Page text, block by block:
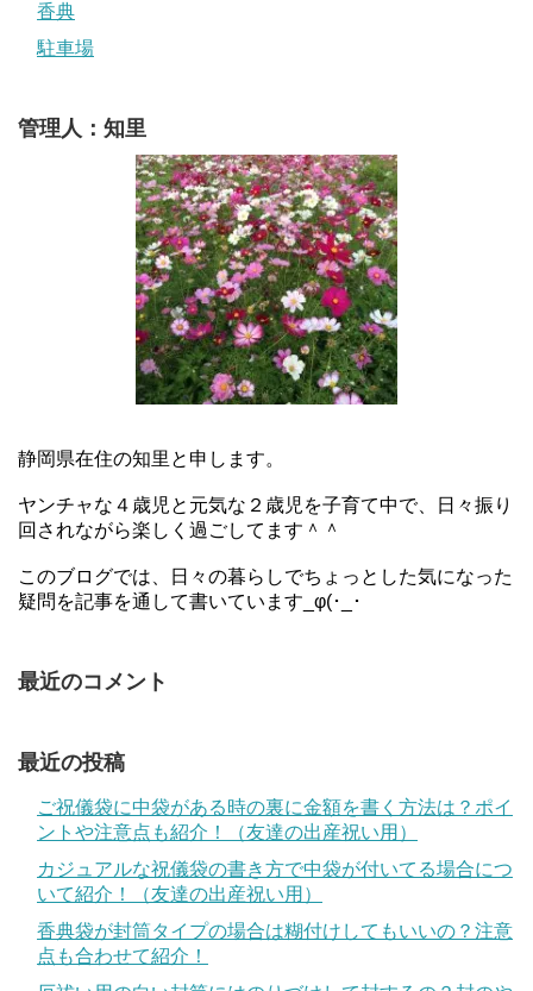
香典
駐車場
管理人：知里
静岡県在住の知里と申します。
ヤンチャな４歳児と元気な２歳児を子育て中で、日々振り
回されながら楽しく過ごしてます＾＾
このブログでは、日々の暮らしでちょっとした気になった
疑問を記事を通して書いています_φ(･_･
最近のコメント
最近の投稿
ご祝儀袋に中袋がある時の裏に金額を書く方法は？ポイ
ントや注意点も紹介！（友達の出産祝い用）
カジュアルな祝儀袋の書き方で中袋が付いてる場合につ
いて紹介！（友達の出産祝い用）
香典袋が封筒タイプの場合は糊付けしてもいいの？注意
点も合わせて紹介！